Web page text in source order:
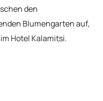
den
Blumengarten auf,
Hotel Kalamitsi.